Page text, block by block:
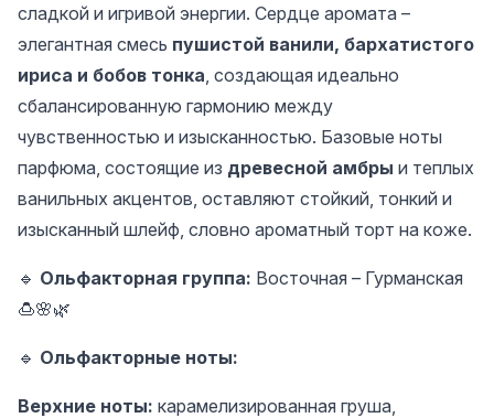
сладкой и игривой энергии. Сердце аромата –
элегантная смесь пушистой ванили, бархатистого
ириса и бобов тонка, создающая идеально
сбалансированную гармонию между
чувственностью и изысканностью. Базовые ноты
парфюма, состоящие из древесной амбры и теплых
ванильных акцентов, оставляют стойкий, тонкий и
изысканный шлейф, словно ароматный торт на коже.
🔹 Ольфакторная группа: Восточная – Гурманская
🍮🌸🌿
🔹 Ольфакторные ноты:
Верхние ноты: карамелизированная груша,